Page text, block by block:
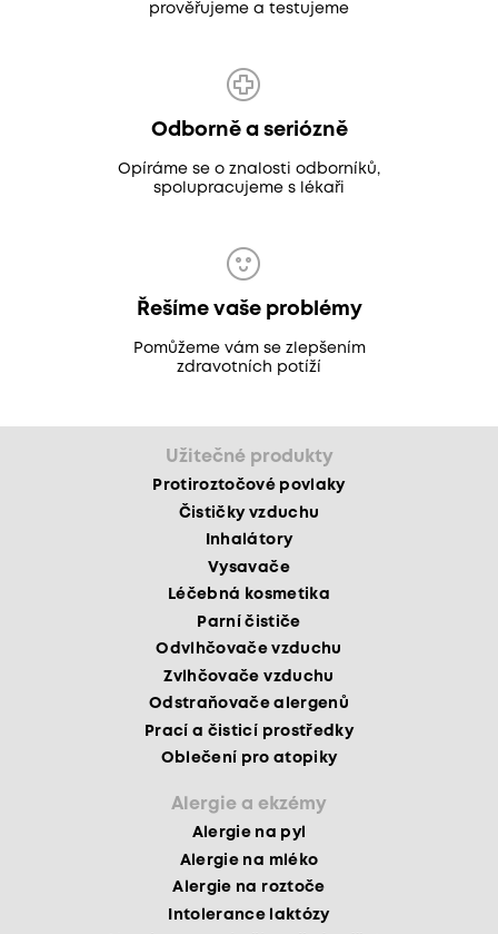
prověřujeme a testujeme
Odborně a seriózně
Opíráme se o znalosti odborníků,
spolupracujeme s lékaři
Řešíme vaše problémy
Pomůžeme vám se zlepšením
zdravotních potíží
Užitečné produkty
Protiroztočové povlaky
Čističky vzduchu
Inhalátory
Vysavače
Léčebná kosmetika
Parní čističe
Odvlhčovače vzduchu
Zvlhčovače vzduchu
Odstraňovače alergenů
Prací a čisticí prostředky
Oblečení pro atopiky
Alergie a ekzémy
Alergie na pyl
Alergie na mléko
Alergie na roztoče
Intolerance laktózy